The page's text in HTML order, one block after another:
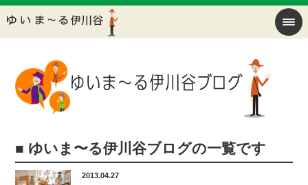
■ ゆいま〜る伊川谷ブログの一覧です
2013.04.27